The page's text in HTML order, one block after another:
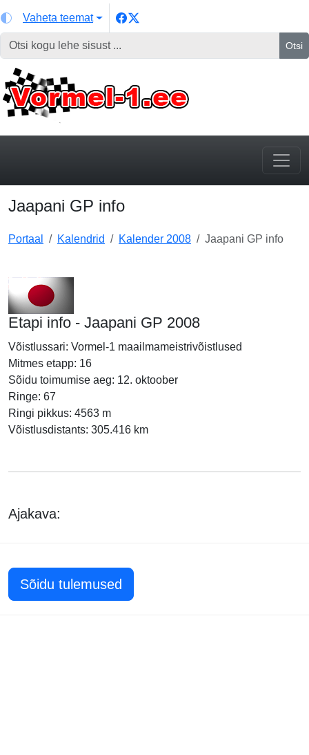
Vaheta teemat
Otsi
Jaapani GP info
Portaal Kalendrid Kalender 2008 Jaapani GP info
Etapi info - Jaapani GP 2008
Võistlussari: Vormel-1 maailmameistrivõistlused
Mitmes etapp: 16
Sõidu toimumise aeg: 12. oktoober
Ringe: 67
Ringi pikkus: 4563 m
Võistlusdistants: 305.416 km
Ajakava:
Sõidu tulemused